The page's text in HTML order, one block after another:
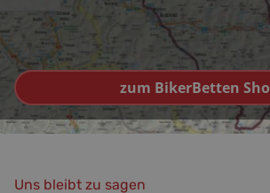
zum BikerBetten
Uns bleibt zu sagen